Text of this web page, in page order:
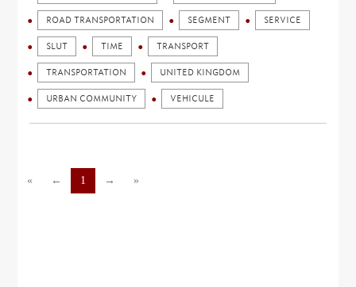
ROAD TRANSPORTATION SEGMENT SERVICE
SLUT TIME TRANSPORT
TRANSPORTATION UNITED KINGDOM
URBAN COMMUNITY VEHICULE
« ← 1 → »